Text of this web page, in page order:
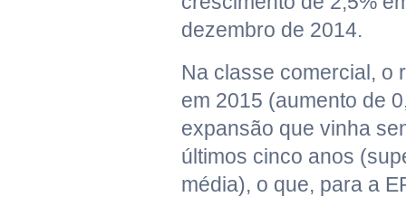
dezembro de 2014.
Na classe comercial, o
em 2015 (aumento de
expansão que vinha
últimos cinco anos
média), o que, para a